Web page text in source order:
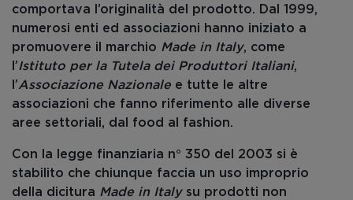
comportava l’originalità del prodotto. Dal 1999,
numerosi enti ed associazioni hanno iniziato a
promuovere il marchio Made in Italy, come
l’Istituto per la Tutela dei Produttori Italiani,
l’Associazione Nazionale e tutte le altre
associazioni che fanno riferimento alle diverse
aree settoriali, dal food al fashion.
Con la legge finanziaria n° 350 del 2003 si è
stabilito che chiunque faccia un uso improprio
della dicitura Made in Italysu prodotti non